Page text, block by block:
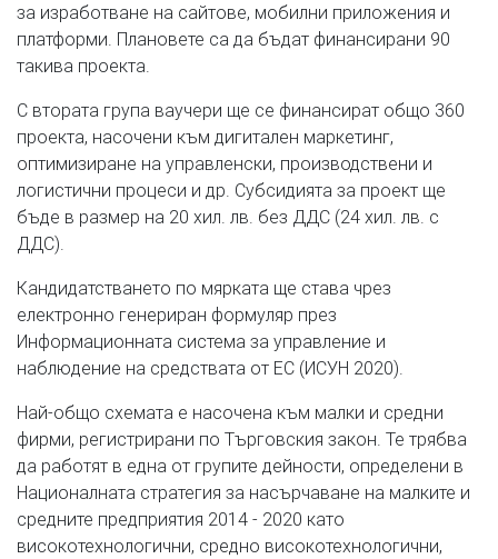
за изработване на сайтове, мобилни приложения и
платформи. Плановете са да бъдат финансирани 90
такива проекта.
С втората група ваучери ще се финансират общо 360
проекта, насочени към дигитален маркетинг,
оптимизиране на управленски, производствени и
логистични процеси и др. Субсидията за проект ще
бъде в размер на 20 хил. лв. без ДДС (24 хил. лв. с
ДДС).
Кандидатстването по мярката ще става чрез
електронно генериран формуляр през
Информационната система за управление и
наблюдение на средствата от ЕС (ИСУН 2020).
Най-общо схемата е насочена към малки и средни
фирми, регистрирани по Търговския закон. Те трябва
да работят в една от групите дейности, определени в
Националната стратегия за насърчаване на малките и
средните предприятия 2014 - 2020 като
високотехнологични, средно високотехнологични,